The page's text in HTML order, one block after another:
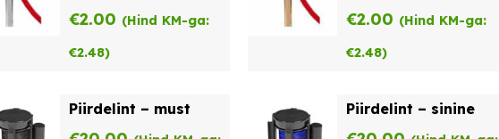
rent
€2.00 (Hind KM-ga:
€2.48)
€2.00 (Hind KM-ga:
€2.48)
Piirdelint – must Piirdelint – sinine